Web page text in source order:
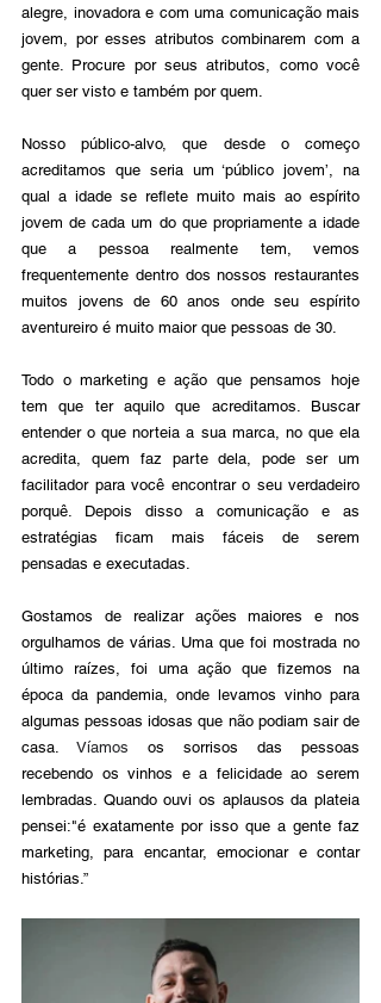
alegre, inovadora e com uma comunicação mais
jovem, por esses atributos combinarem com a
gente. Procure por seus atributos, como você
quer ser visto e também por quem.
Nosso público-alvo, que desde o começo
acreditamos que seria um ‘público jovem’, na
qual a idade se reflete muito mais ao espírito
jovem de cada um do que propriamente a idade
que a pessoa realmente tem, vemos
frequentemente dentro dos nossos restaurantes
muitos jovens de 60 anos onde seu espírito
aventureiro é muito maior que pessoas de 30.
Todo o marketing e ação que pensamos hoje
tem que ter aquilo que acreditamos. Buscar
entender o que norteia a sua marca, no que ela
acredita, quem faz parte dela, pode ser um
facilitador para você encontrar o seu verdadeiro
porquê. Depois disso a comunicação e as
estratégias ficam mais fáceis de serem
pensadas e executadas.
Gostamos de realizar ações maiores e nos
orgulhamos de várias. Uma que foi mostrada no
último raízes, foi uma ação que fizemos na
época da pandemia, onde levamos vinho para
algumas pessoas idosas que não podiam sair de
casa. Víamos os sorrisos das pessoas
recebendo os vinhos e a felicidade ao serem
lembradas. Quando ouvi os aplausos da plateia
pensei:"é exatamente por isso que a gente faz
marketing, para encantar, emocionar e contar
histórias.”